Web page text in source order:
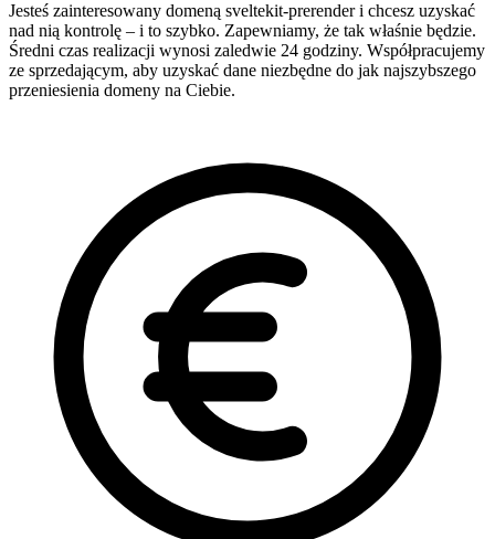
Jesteś zainteresowany domeną sveltekit-prerender i chcesz uzyskać
nad nią kontrolę – i to szybko. Zapewniamy, że tak właśnie będzie.
Średni czas realizacji wynosi zaledwie 24 godziny. Współpracujemy
ze sprzedającym, aby uzyskać dane niezbędne do jak najszybszego
przeniesienia domeny na Ciebie.